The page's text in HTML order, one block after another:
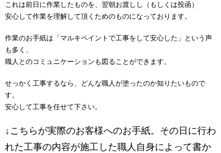
これは前日に作業したものを、翌朝お渡しし（もしくは投函）
安心して作業を理解して頂くためのものになっております。
作業のお手紙は「マルキペイントで工事をして安心した」という声
も多く、
職人とのコミュニケーションも図ることができます。
せっかく工事するなら、どんな職人が塗ったのか知りたいもので
す。
安心して工事を任せて下さい。
↓こちらが実際のお客様へのお手紙。その日に行わ
れた工事の内容が施工した職人自身によって書か